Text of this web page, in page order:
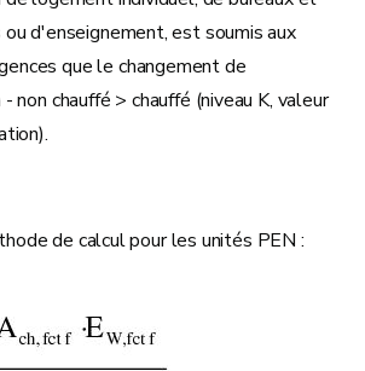
ou d'enseignement, est soumis aux
que le changement de
non chauffé > chauffé (niveau K, valeur
de calcul pour les unités PEN :